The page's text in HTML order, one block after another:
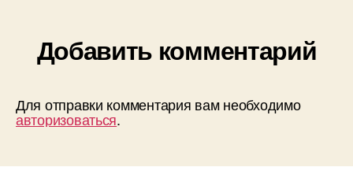
Добавить комментарий
Для отправки комментария вам необходимо
авторизоваться.